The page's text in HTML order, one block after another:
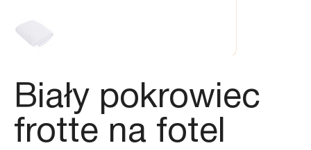
Biały pokrowiec
frotte na fotel